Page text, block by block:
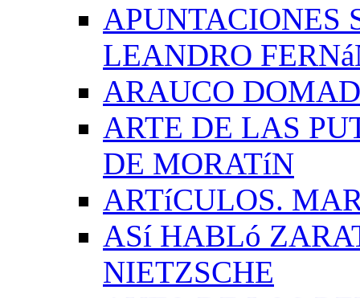
APUNTACIONES
LEANDRO
ARAUCO
ARTE DE LAS
DE MORATíN
ARTíCULOS.
ASí HABLó
NIETZSCHE